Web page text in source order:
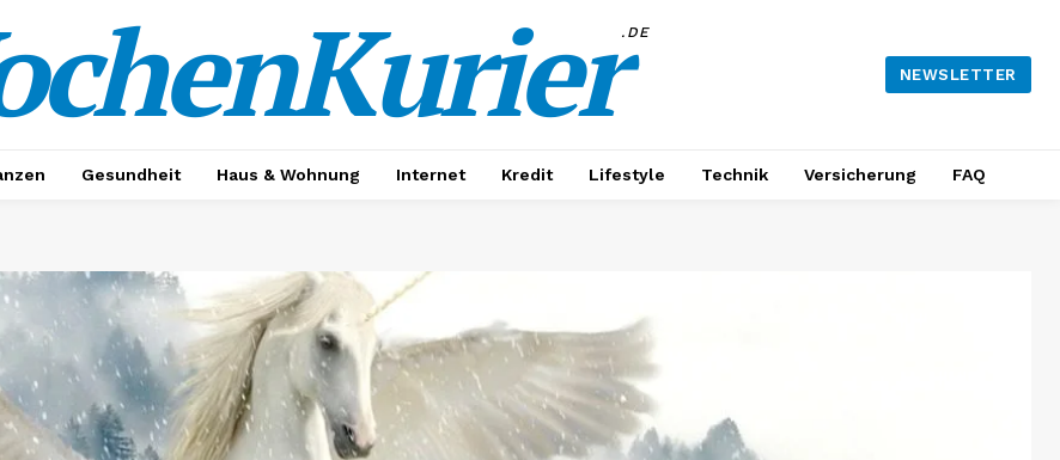
.DE
NEWSLETTER
Gesundheit Haus & Wohnung Internet Kredit Lifestyle Technik Versicherung FAQ